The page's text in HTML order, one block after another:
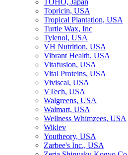
TOHO, Japan
Topricin, USA
Tropical Plantation, USA
Turtle Wax, Inc
Tylenol, USA
VH Nutrition, USA
Vibrant Health, USA
Vitafusion, USA
Vital Proteins, USA
Viviscal, USA
VTech, USA
Walgreens, USA
Walmart, USA
Wellness Whimzees, USA
Wiklev
Youtheory, USA
Zarbee's Inc., USA